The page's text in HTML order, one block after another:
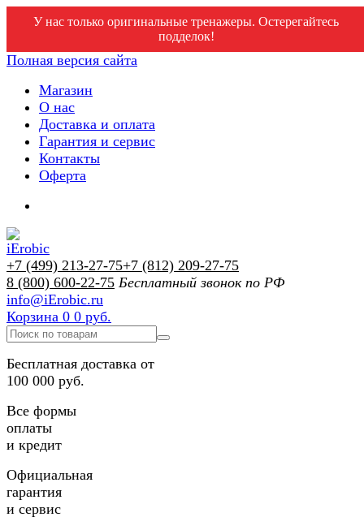
У нас только оригинальные тренажеры. Остерегайтесь
подделок!
Полная версия сайта
Магазин
О нас
Доставка и оплата
Гарантия и сервис
Контакты
Оферта
+7 (499) 213-27-75+7 (812) 209-27-75
8 (800) 600-22-75 Бесплатный звонок по РФ
info@iErobic.ru
Корзина 0 0 руб.
Бесплатная доставка от
100 000 руб.
Все формы
оплаты
и кредит
Официальная
гарантия
и сервис